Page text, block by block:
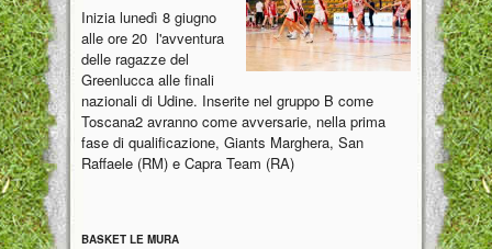
Inizia lunedì 8 giugno
alle ore 20 l'avventura
delle ragazze del
Greenlucca alle finali
nazionali di Udine. Inserite nel gruppo B come
Toscana2 avranno come avversarie, nella prima
fase di qualificazione, Giants Marghera, San
Raffaele (RM) e Capra Team (RA)
BASKET LE MURA